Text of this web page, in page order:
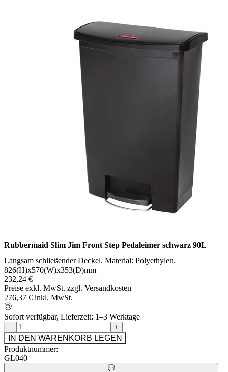
Rubbermaid Slim Jim Front Step Pedaleimer schwarz 90L
Langsam schließender Deckel. Material: Polyethylen.
826(H)x570(W)x353(D)mm
232,24 €
Preise exkl. MwSt. zzgl. Versandkosten
276,37 € inkl. MwSt.
Sofort verfügbar, Lieferzeit: 1–3 Werktage
− +
IN DEN WARENKORB LEGEN
Produktnummer:
GL040